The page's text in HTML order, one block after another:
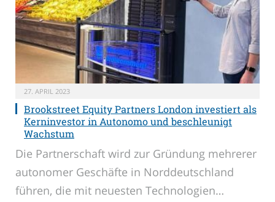
27. APRIL 2023
Brookstreet Equity Partners London investiert als
Kerninvestor in Autonomo und beschleunigt
Wachstum
Die Partnerschaft wird zur Gründung mehrerer
autonomer Geschäfte in Norddeutschland
führen, die mit neuesten Technologien…